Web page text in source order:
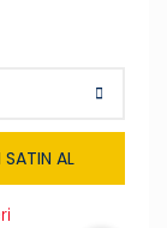
SATIN AL